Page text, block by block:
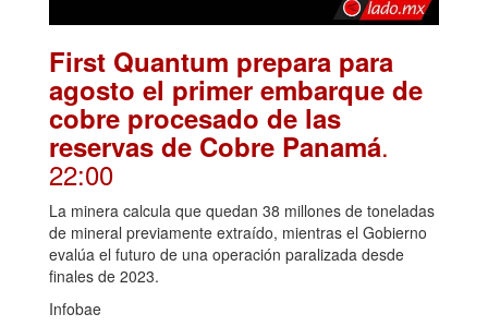
First Quantum prepara para
agosto el primer embarque de
cobre procesado de las
reservas de Cobre Panamá.
22:00
La minera calcula que quedan 38 millones de toneladas
de mineral previamente extraído, mientras el Gobierno
evalúa el futuro de una operación paralizada desde
finales de 2023.
Infobae